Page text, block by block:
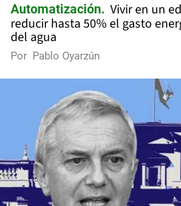
Automatización
Vivir en un
reducir hasta 50% el gasto
del agua
Por Pablo Oyarzún